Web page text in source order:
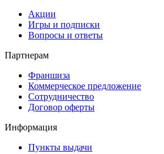
Акции
Игры и подписки
Вопросы и ответы
Партнерам
Франшиза
Коммерческое предложение
Сотрудничество
Договор оферты
Информация
Пункты выдачи